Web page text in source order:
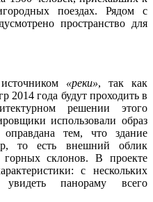
поездах. Рядом с
пространство для
«реки», так как
2014 года будут проходить в
решении этого
использовали образ
тем, что здание
то есть внешний облик
склонов. В проекте
с нескольких
панораму всего